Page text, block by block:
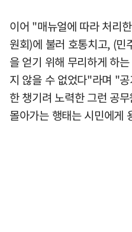
이어 "매뉴얼에 따라 처리
원회)에 불러 호통치고, (민
을 얻기 위해 무리하게 하
지 않을 수 없었다"라며 "
한 챙기려 노력한 그런 공
몰아가는 행태는 시민에게